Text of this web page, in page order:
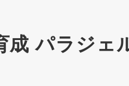
成 パラジェ